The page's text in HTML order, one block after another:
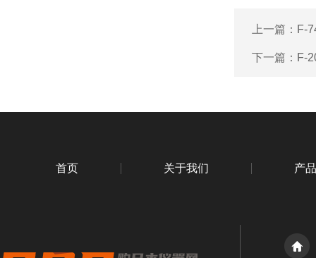
上一篇： F-
下一篇： F-
首页 关于我们 产